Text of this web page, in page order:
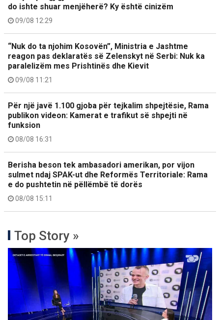
do ishte shuar menjëherë? Ky është cinizëm
09/08 12:29
“Nuk do ta njohim Kosovën”, Ministria e Jashtme
reagon pas deklaratës së Zelenskyt në Serbi: Nuk ka
paralelizëm mes Prishtinës dhe Kievit
09/08 11:21
Për një javë 1.100 gjoba për tejkalim shpejtësie, Rama
publikon videon: Kamerat e trafikut së shpejti në
funksion
08/08 16:31
Berisha beson tek ambasadori amerikan, por vijon
sulmet ndaj SPAK-ut dhe Reformës Territoriale: Rama
e do pushtetin në pëllëmbë të dorës
08/08 15:11
Top Story »